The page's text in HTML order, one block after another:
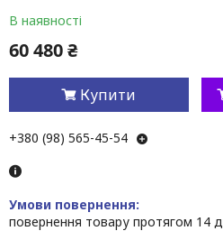
В наявності
60 480 ₴
Купити
+380 (98) 565-45-54
повернення товару протягом 14